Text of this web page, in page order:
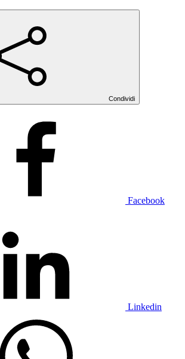
Condividi
Facebook
Linkedin